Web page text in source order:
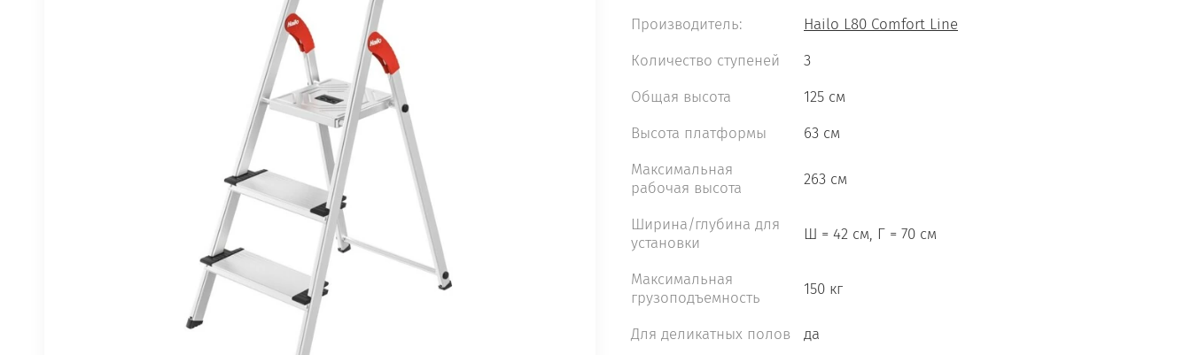
Производитель:
Hailo L80 Comfort Line
Количество cтупеней
3
Общая высота
125 см
Высота платформы
63 см
Максимальная
рабочая высота
263 см
Ширина/глубина для
установки
Ш = 42 см, Г = 70 см
Максимальная
грузоподъемность
150 кг
Для деликатных полов
да